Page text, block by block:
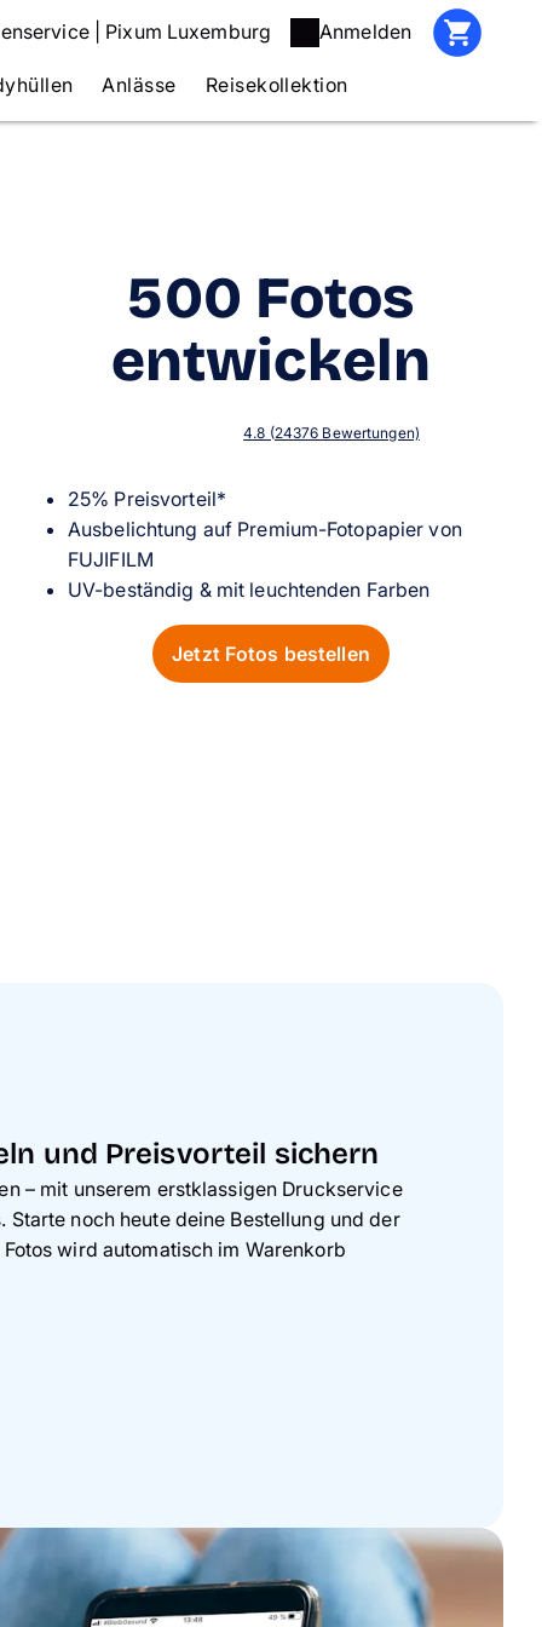
| Pixum Luxemburg Anmelden
Anlässe Reisekollektion
500 Fotos
entwickeln
4.8 (24376 Bewertungen)
25% Preisvorteil*
Ausbelichtung auf Premium-Fotopapier von
FUJIFILM
UV-beständig & mit leuchtenden Farben
Jetzt Fotos bestellen
und Preisvorteil sichern
– mit unserem erstklassigen Druckservice
Starte noch heute deine Bestellung und der
wird automatisch im Warenkorb